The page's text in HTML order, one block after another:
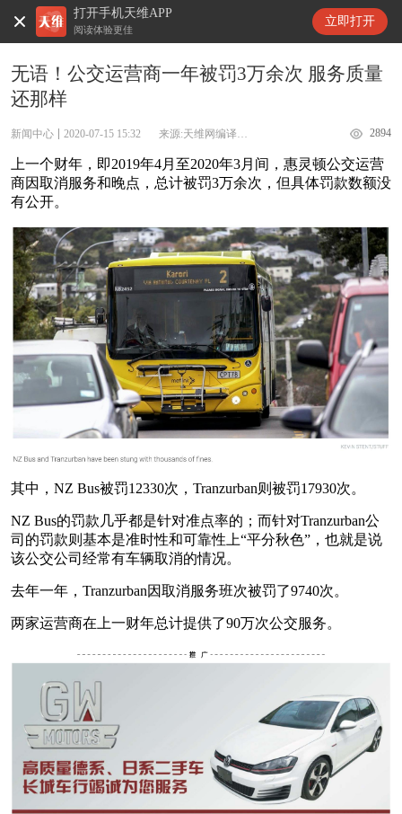
打开手机天维APP
阅读体验更佳
立即打开
天维新闻
无语！公交运营商一年被罚3万余次 服务质量
还那样
新闻中心 2020-07-15 15:32 2894
上一个财年，即2019年4月至2020年3月间，惠灵顿公交运营
商因取消服务和晚点，总计被罚3万余次，但具体罚款数额没
有公开。
其中，NZ Bus被罚12330次，Tranzurban则被罚17930次。
NZ Bus的罚款几乎都是针对准点率的；而针对Tranzurban公
司的罚款则基本是准时性和可靠性上“平分秋色”，也就是说
该公交公司经常有车辆取消的情况。
去年一年，Tranzurban因取消服务班次被罚了9740次。
两家运营商在上一财年总计提供了90万次公交服务。